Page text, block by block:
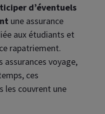
d’éventuels
une assurance
aux étudiants et
rapatriement.
voyage,
ces
les couvrent une